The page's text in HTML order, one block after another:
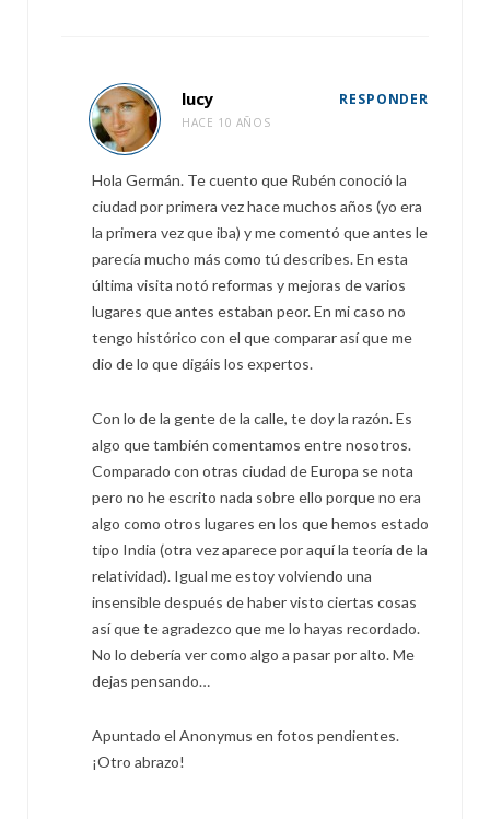
lucy
HACE 10 AÑOS
RESPONDER
Hola Germán. Te cuento que Rubén conoció la
ciudad por primera vez hace muchos años (yo era
la primera vez que iba) y me comentó que antes le
parecía mucho más como tú describes. En esta
última visita notó reformas y mejoras de varios
lugares que antes estaban peor. En mi caso no
tengo histórico con el que comparar así que me
dio de lo que digáis los expertos.
Con lo de la gente de la calle, te doy la razón. Es
algo que también comentamos entre nosotros.
Comparado con otras ciudad de Europa se nota
pero no he escrito nada sobre ello porque no era
algo como otros lugares en los que hemos estado
tipo India (otra vez aparece por aquí la teoría de la
relatividad). Igual me estoy volviendo una
insensible después de haber visto ciertas cosas
así que te agradezco que me lo hayas recordado.
No lo debería ver como algo a pasar por alto. Me
dejas pensando…
Apuntado el Anonymus en fotos pendientes.
¡Otro abrazo!